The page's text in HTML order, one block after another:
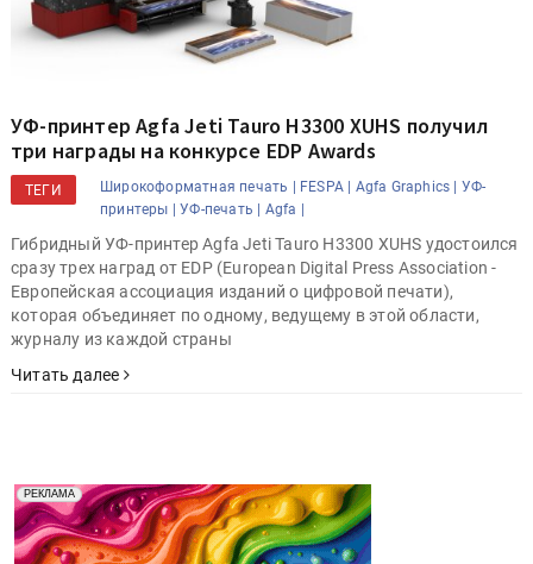
УФ-принтер Agfa Jeti Tauro H3300 XUHS получил
три награды на конкурсе EDP Awards
ТЕГИ Широкоформатная печать | FESPA | Agfa Graphics |
УФ-
принтеры |
УФ-печать | Agfa |
Гибридный УФ-принтер Agfa Jeti Tauro H3300 XUHS удостоился
сразу трех наград от EDP (European Digital Press Association -
Европейская ассоциация изданий о цифровой печати),
которая объединяет по одному, ведущему в этой области,
журналу из каждой страны
Читать далее
РЕКЛАМА
Реклама. Рекламодатель ООО "Передовые Системы
Печати" erid: 2SDnjd2d4Qz